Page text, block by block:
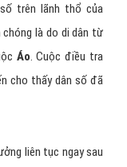
trên lãnh thổ của
là do di dân từ
Áo . Cuộc điều tra
cho thấy dân số đã
liên tục ngay sau